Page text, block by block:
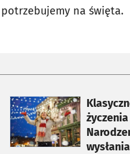
na święta.
otworzy się w nowej karcie